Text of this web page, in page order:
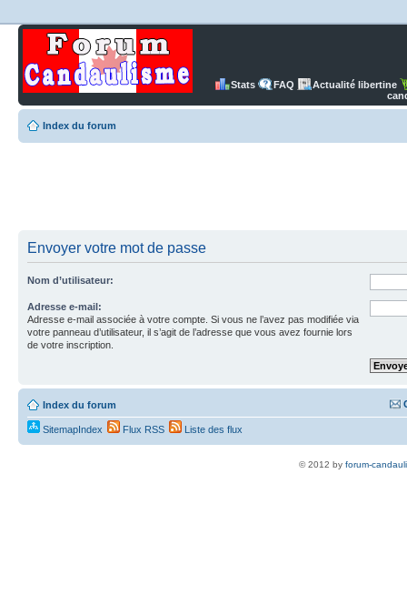
Stats FAQ
Actualité libertine
Index du forum
Envoyer votre mot de passe
Nom d’utilisateur:
Adresse e-mail:
Adresse e-mail associée à votre compte. Si vous ne l’avez pas modifiée via
votre panneau d’utilisateur, il s’agit de l’adresse que vous avez fournie lors
de votre inscription.
Index du forum
SitemapIndex Flux RSS Liste des flux
© 2012 by forum-